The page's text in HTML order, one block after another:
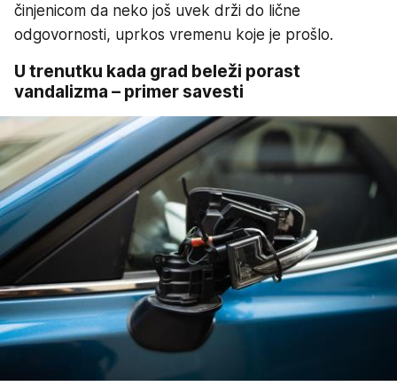
činjenicom da neko još uvek drži do lične
odgovornosti, uprkos vremenu koje je prošlo.
U trenutku kada grad beleži porast
vandalizma – primer savesti